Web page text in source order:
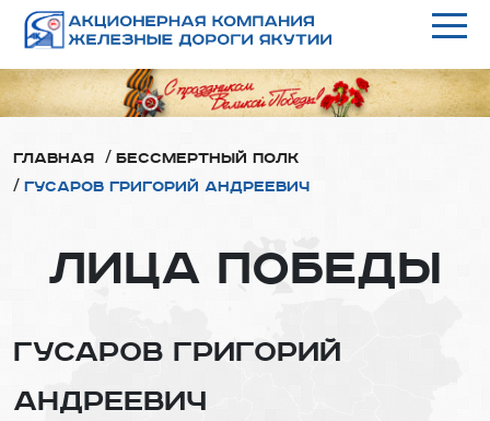
Главная / Бессмертный полк
/ Гусаров Григорий Андреевич
ЛИЦА ПОБЕДЫ
ГУСАРОВ ГРИГОРИЙ
АНДРЕЕВИЧ